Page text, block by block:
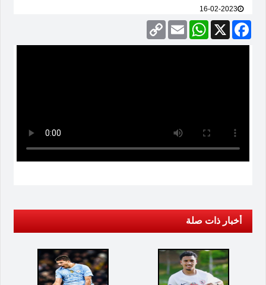
16-02-2023
Facebook
X
WhatsApp
Email
Copy
Link
أخبار ذات صلة